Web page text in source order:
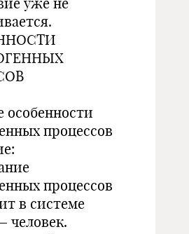
особенности
процессов
процессов
в системе
человек.